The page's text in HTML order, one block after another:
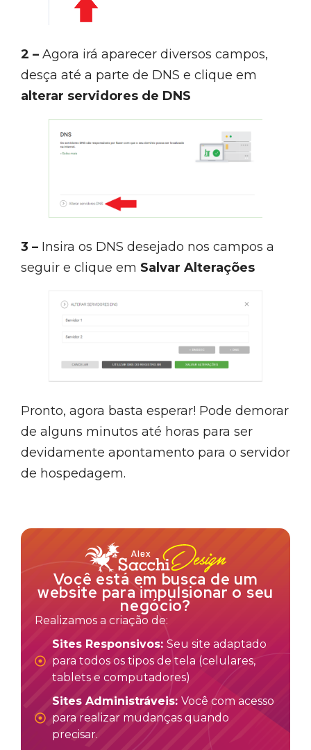
2 – Agora irá aparecer diversos campos,
desça até a parte de DNS e clique em
alterar servidores de DNS
3 – Insira os DNS desejado nos campos a
seguir e clique em Salvar Alterações
Pronto, agora basta esperar! Pode demorar
de alguns minutos até horas para ser
devidamente apontamento para o servidor
de hospedagem.
Você está em busca de um
website para impulsionar o seu
negócio?
Realizamos a criação de:
Sites Responsivos: Seu site adaptado
para todos os tipos de tela (celulares,
tablets e computadores)
Sites Administráveis: Você com acesso
para realizar mudanças quando
precisar.